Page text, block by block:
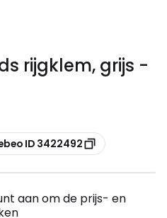
rijgklem, grijs -
ID 3422492
aan om de prijs- en